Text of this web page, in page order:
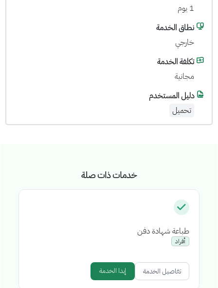
1 يوم
نطاق الخدمة
خارجي
تكلفة الخدمة
مجانية
دليل المستخدم
تحميل
خدمات ذات صلة
طباعة شهادة دفن
أفراد
تفاصيل الخدمة إبدا الخدمة